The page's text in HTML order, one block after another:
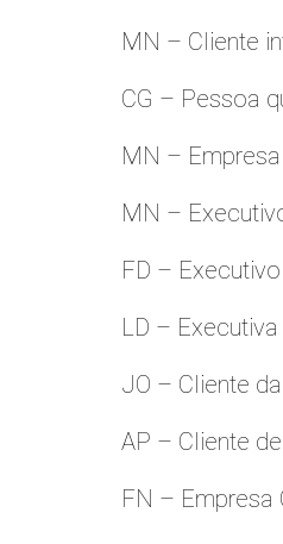
MN – Cliente
CG – Pessoa
MN –
MN –
FD –
LD –
JO – Cliente
AP – Cliente
FN – Empresa